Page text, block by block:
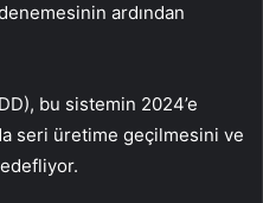
ardından
bu sistemin 2024’e
seri üretime geçilmesini ve